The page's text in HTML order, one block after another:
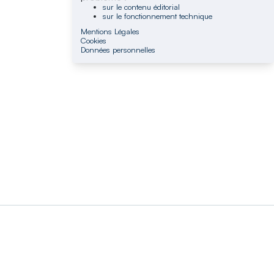
sur le contenu éditorial
sur le fonctionnement technique
Mentions Légales
Cookies
Données personnelles